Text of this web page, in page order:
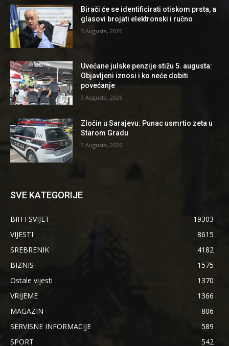
Birači će se identificirati otiskom prsta, a
glasovi brojati elektronski i ručno
5 Augusta, 2026
Uvećane julske penzije stižu 5. augusta:
Objavljeni iznosi i ko neće dobiti
povećanje
3 Augusta, 2026
Zločin u Sarajevu: Punac usmrtio zeta u
Starom Gradu
3 Augusta, 2026
SVE KATEGORIJE
BIH I SVIJET
19303
VIJESTI
8615
SREBRENIK
4182
BIZNIS
1575
Ostale vijesti
1370
VRIJEME
1366
MAGAZIN
806
SERVISNE INFORMACIJE
589
SPORT
542